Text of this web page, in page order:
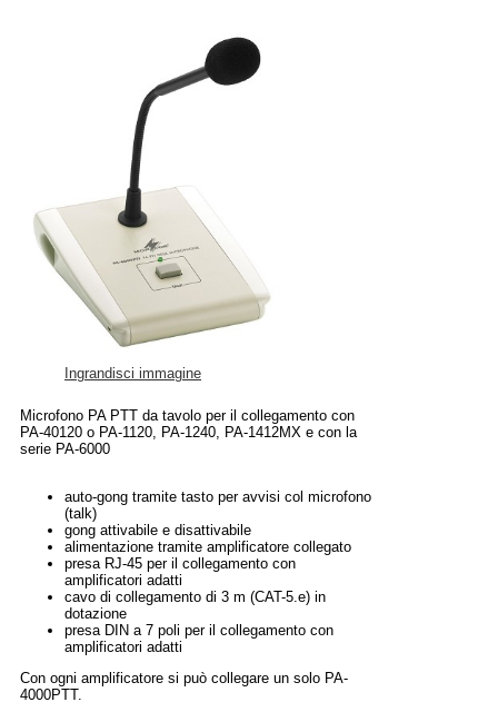
Ingrandisci immagine
Microfono PA PTT da tavolo per il collegamento con
PA-40120 o PA-1120, PA-1240, PA-1412MX e con la
serie PA-6000
auto-gong tramite tasto per avvisi col microfono
(talk)
gong attivabile e disattivabile
alimentazione tramite amplificatore collegato
presa RJ-45 per il collegamento con
amplificatori adatti
cavo di collegamento di 3 m (CAT-5.e) in
dotazione
presa DIN a 7 poli per il collegamento con
amplificatori adatti
Con ogni amplificatore si può collegare un solo PA-
4000PTT.